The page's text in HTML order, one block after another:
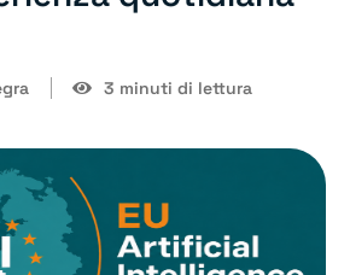
3 minuti di lettura